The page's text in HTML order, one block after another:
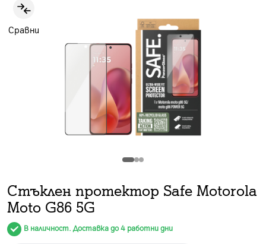
Сравни
Стъклен протeктор Safe Motorola
Moto G86 5G
В наличност. Доставка до 4 работни дни